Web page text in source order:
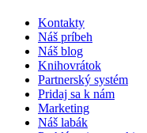
Kontakty
Náš príbeh
Náš blog
Knihovrátok
Partnerský systém
Pridaj sa k nám
Marketing
Náš labák